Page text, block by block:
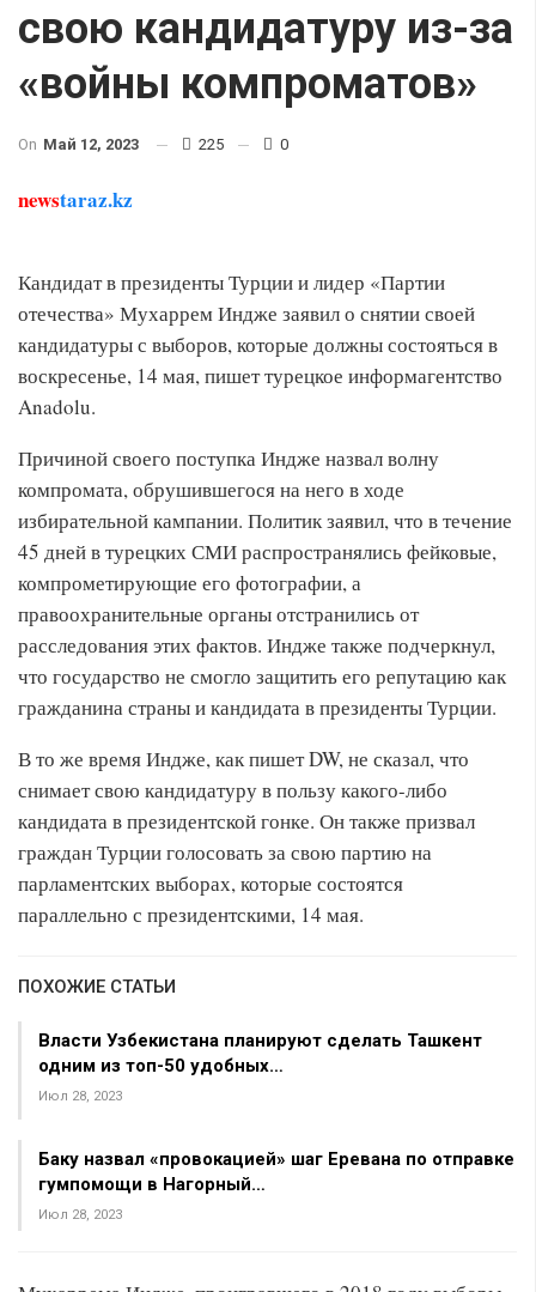
свою кандидатуру из-за
«войны компроматов»
On Май 12, 2023 225 0
newstaraz.kz
Кандидат в президенты Турции и лидер «Партии
отечества» Мухаррем Индже заявил о снятии своей
кандидатуры с выборов, которые должны состояться в
воскресенье, 14 мая, пишет турецкое информагентство
Anadolu.
Причиной своего поступка Индже назвал волну
компромата, обрушившегося на него в ходе
избирательной кампании. Политик заявил, что в течение
45 дней в турецких СМИ распространялись фейковые,
компрометирующие его фотографии, а
правоохранительные органы отстранились от
расследования этих фактов. Индже также подчеркнул,
что государство не смогло защитить его репутацию как
гражданина страны и кандидата в президенты Турции.
В то же время Индже, как пишет DW, не сказал, что
снимает свою кандидатуру в пользу какого-либо
кандидата в президентской гонке. Он также призвал
граждан Турции голосовать за свою партию на
парламентских выборах, которые состоятся
параллельно с президентскими, 14 мая.
ПОХОЖИЕ СТАТЬИ
Власти Узбекистана планируют сделать Ташкент
одним из топ-50 удобных…
Июл 28, 2023
Баку назвал «провокацией» шаг Еревана по отправке
гумпомощи в Нагорный…
Июл 28, 2023